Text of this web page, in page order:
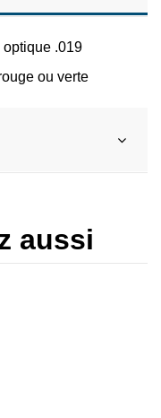
.019
ou verte
aussi